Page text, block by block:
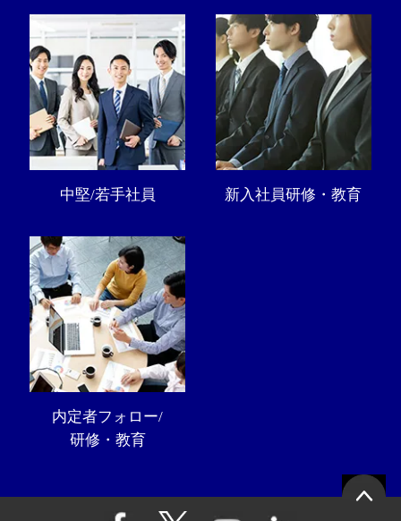
中堅/若手社員 新入社員研修・教育
内定者フォロー/
研修・教育